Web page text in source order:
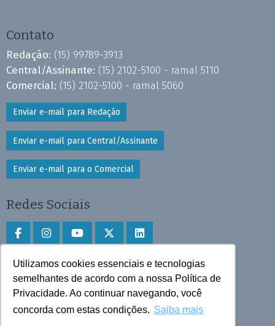
Utilizamos cookies essenciais e tecnologias
semelhantes de acordo com a nossa Política de
Privacidade. Ao continuar navegando, você
concorda com estas condições. Saiba mais
Contato
Redação: (15) 99789-3913
Central/Assinante: (15) 2102-5100 - ramal 5110
Comercial: (15) 2102-5100 - ramal 5060
Enviar e-mail para Redação
Enviar e-mail para Central/Assinante
Enviar e-mail para o Comercial
Redes Sociais
Faça download do aplicativo
Play Store e App Store